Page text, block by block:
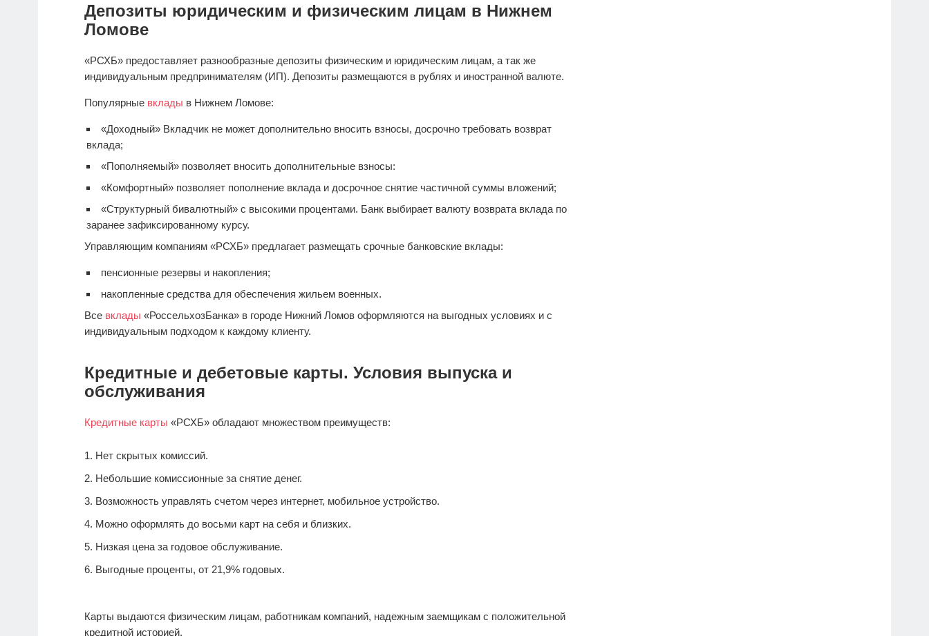
Депозиты юридическим и физическим лицам в Нижнем
Ломове
«РСХБ» предоставляет разнообразные депозиты физическим и юридическим лицам, а так же
индивидуальным предпринимателям (ИП). Депозиты размещаются в рублях и иностранной валюте.
Популярные вклады в Нижнем Ломове:
«Доходный» Вкладчик не может дополнительно вносить взносы, досрочно требовать возврат
вклада;
«Пополняемый» позволяет вносить дополнительные взносы:
«Комфортный» позволяет пополнение вклада и досрочное снятие частичной суммы вложений;
«Структурный бивалютный» с высокими процентами. Банк выбирает валюту возврата вклада по
заранее зафиксированному курсу.
Управляющим компаниям «РСХБ» предлагает размещать срочные банковские вклады:
пенсионные резервы и накопления;
накопленные средства для обеспечения жильем военных.
Все вклады «РоссельхозБанка» в городе Нижний Ломов оформляются на выгодных условиях и с
индивидуальным подходом к каждому клиенту.
Кредитные и дебетовые карты. Условия выпуска и
обслуживания
Кредитные карты «РСХБ» обладают множеством преимуществ:
Нет скрытых комиссий.
Небольшие комиссионные за снятие денег.
Возможность управлять счетом через интернет, мобильное устройство.
Можно оформлять до восьми карт на себя и близких.
Низкая цена за годовое обслуживание.
Выгодные проценты, от 21,9% годовых.
Карты выдаются физическим лицам, работникам компаний, надежным заемщикам с положительной
кредитной историей.